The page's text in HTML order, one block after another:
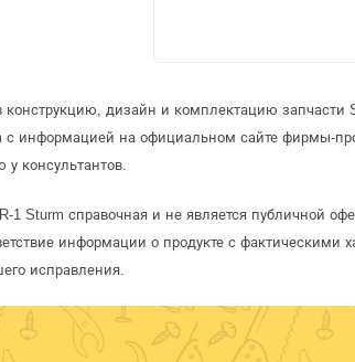
дизайн и комплектацию запчасти
информацией на официальном сайте фирмы-
консультантов.
1 Sturm справочная и не является публичной
информации о продукте с фактическими
исправления.